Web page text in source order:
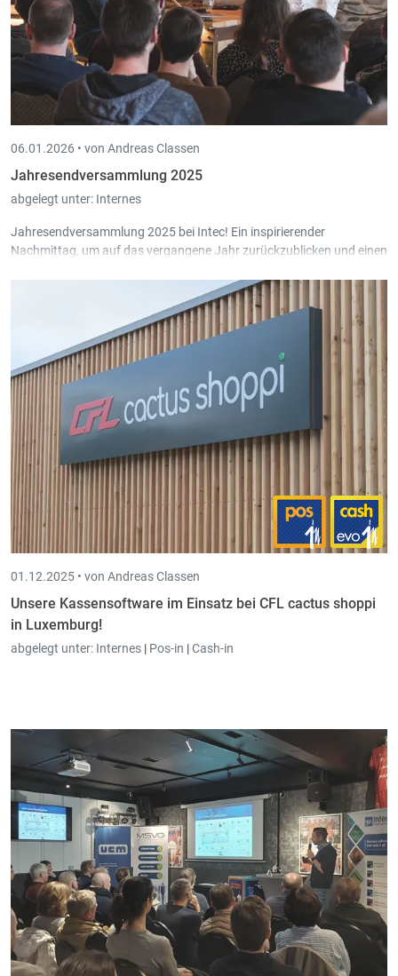
06.01.2026 • von Andreas Classen
Jahresendversammlung 2025
abgelegt unter: Internes
Jahresendversammlung 2025 bei Intec! Ein inspirierender
Nachmittag, um auf das vergangene Jahr zurückzublicken und einen
01.12.2025 • von Andreas Classen
Unsere Kassensoftware im Einsatz bei CFL cactus shoppi
in Luxemburg!
abgelegt unter: Internes | Pos-in |Cash-in